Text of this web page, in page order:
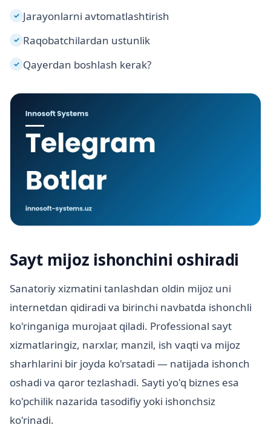
✓ Jarayonlarni avtomatlashtirish
✓ Raqobatchilardan ustunlik
✓ Qayerdan boshlash kerak?
Sayt mijoz ishonchini oshiradi
Sanatoriy xizmatini tanlashdan oldin mijoz uni
internetdan qidiradi va birinchi navbatda ishonchli
ko'ringaniga murojaat qiladi. Professional sayt
xizmatlaringiz, narxlar, manzil, ish vaqti va mijoz
sharhlarini bir joyda ko'rsatadi — natijada ishonch
oshadi va qaror tezlashadi. Sayti yo'q biznes esa
ko'pchilik nazarida tasodifiy yoki ishonchsiz
ko'rinadi.